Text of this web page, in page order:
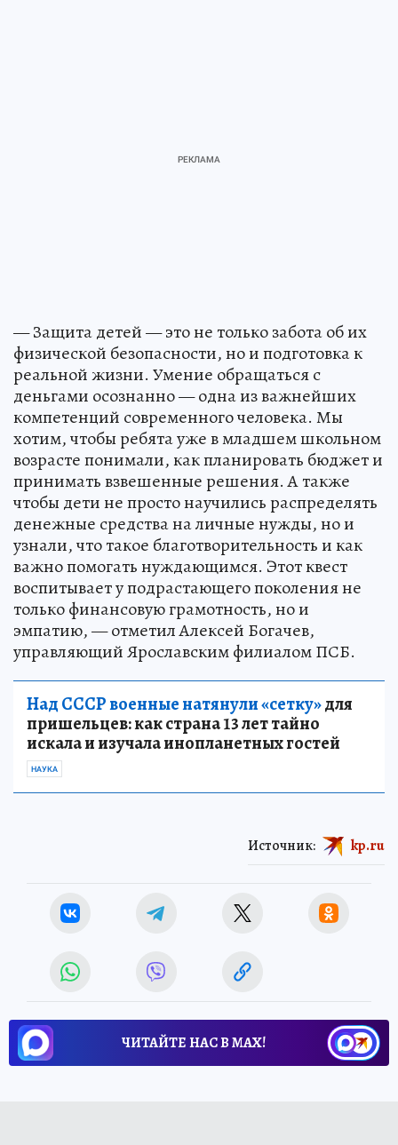
— Защита детей — это не только забота об их
физической безопасности, но и подготовка к
реальной жизни. Умение обращаться с
деньгами осознанно — одна из важнейших
компетенций современного человека. Мы
хотим, чтобы ребята уже в младшем школьном
возрасте понимали, как планировать бюджет и
принимать взвешенные решения. А также
чтобы дети не просто научились распределять
денежные средства на личные нужды, но и
узнали, что такое благотворительность и как
важно помогать нуждающимся. Этот квест
воспитывает у подрастающего поколения не
только финансовую грамотность, но и
эмпатию, — отметил Алексей Богачев,
управляющий Ярославским филиалом ПСБ.
Над СССР военные натянули «сетку»для
пришельцев: как страна 13 лет тайно
искала и изучала инопланетных гостей
НАУКА
Источник: kp.ru
ЧИТАЙТЕ НАС В МАХ!